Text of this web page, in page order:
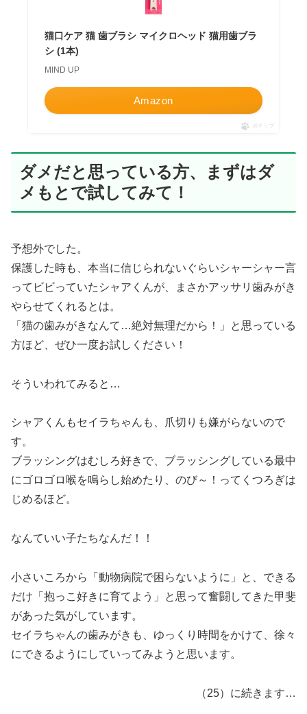
猫口ケア 猫 歯ブラシ マイクロヘッド 猫用歯ブラ
シ (1本)
MIND UP
Amazon
ポチップ
ダメだと思っている方、まずはダ
メもとで試してみて！
予想外でした。
保護した時も、本当に信じられないぐらいシャーシャー言
ってビビっていたシャアくんが、まさかアッサリ歯みがき
やらせてくれるとは。
「猫の歯みがきなんて…絶対無理だから！」と思っている
方ほど、ぜひ一度お試しください！
そういわれてみると…
シャアくんもセイラちゃんも、爪切りも嫌がらないので
す。
ブラッシングはむしろ好きで、ブラッシングしている最中
にゴロゴロ喉を鳴らし始めたり、のび～！ってくつろぎは
じめるほど。
なんていい子たちなんだ！！
小さいころから「動物病院で困らないように」と、できる
だけ「抱っこ好きに育てよう」と思って奮闘してきた甲斐
があった気がしています。
セイラちゃんの歯みがきも、ゆっくり時間をかけて、徐々
にできるようにしていってみようと思います。
（25）に続きます…